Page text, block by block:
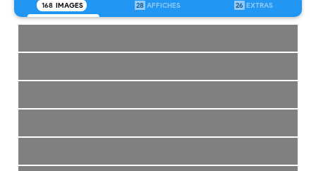
168 IMAGES 28 AFFICHES 26 EXTRAS